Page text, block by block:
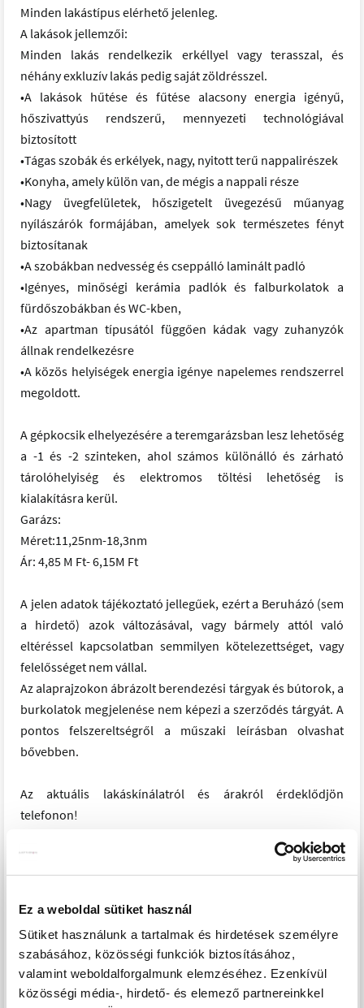
Ez a weboldal sütiket használ
Sütiket használunk a tartalmak és hirdetések személyre
szabásához, közösségi funkciók biztosításához,
valamint weboldalforgalmunk elemzéséhez. Ezenkívül
közösségi média-, hirdető- és elemező partnereinkkel
Minden lakástípus elérhető jelenleg.
A lakások jellemzői:
Minden lakás rendelkezik erkéllyel vagy terasszal, és
néhány exkluzív lakás pedig saját zöldrésszel.
•A lakások hűtése és fűtése alacsony energia igényű,
hőszivattyús rendszerű, mennyezeti technológiával
biztosított
•Tágas szobák és erkélyek, nagy, nyitott terű nappalirészek
•Konyha, amely külön van, de mégis a nappali része
•Nagy üvegfelületek, hőszigetelt üvegezésű műanyag
nyílászárók formájában, amelyek sok természetes fényt
biztosítanak
•A szobákban nedvesség és cseppálló laminált padló
•Igényes, minőségi kerámia padlók és falburkolatok a
fürdőszobákban és WC-kben,
•Az apartman típusától függően kádak vagy zuhanyzók
állnak rendelkezésre
•A közös helyiségek energia igénye napelemes rendszerrel
megoldott.
A gépkocsik elhelyezésére a teremgarázsban lesz lehetőség
a -1 és -2 szinteken, ahol számos különálló és zárható
tárolóhelyiség és elektromos töltési lehetőség is
kialakításra kerül.
Garázs:
Méret:11,25nm-18,3nm
Ár: 4,85 M Ft- 6,15M Ft
A jelen adatok tájékoztató jellegűek, ezért a Beruházó (sem
a hirdető) azok változásával, vagy bármely attól való
eltéréssel kapcsolatban semmilyen kötelezettséget, vagy
felelősséget nem vállal.
Az alaprajzokon ábrázolt berendezési tárgyak és bútorok, a
burkolatok megjelenése nem képezi a szerződés tárgyát. A
pontos felszereltségről a műszaki leírásban olvashat
bővebben.
Az aktuális lakáskínálatról és árakról érdeklődjön
telefonon!
hatékonyság: A+
A II. ütem lakásai 2026 elején költözhetőek.
Az V. ütem lakásai 2027 elején költözhetőek.